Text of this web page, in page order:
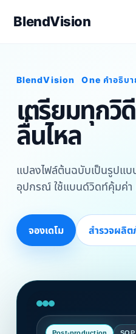
BlendVision
BlendVision One คำอธิบ
เตรียมทุกวิ
ลื่นไหล
แปลงไฟล์ต้นฉบับเป็นรูปแบ
อุปกรณ์ ใช้แบนด์วิดท์คุ้มค่
จองเดโม สำรวจผลิ